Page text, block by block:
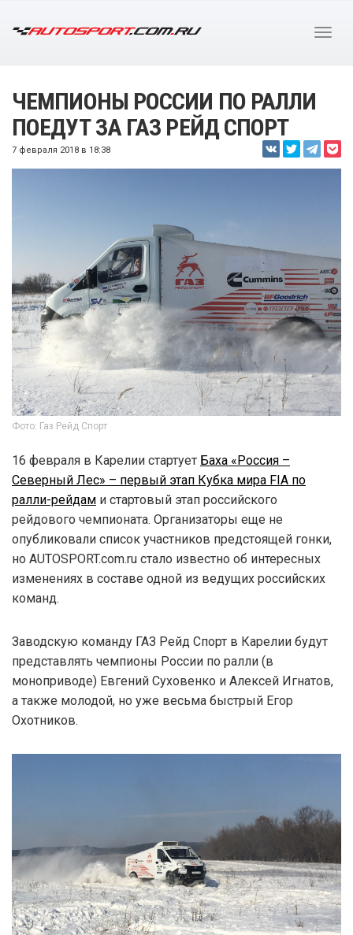
ЧЕМПИОНЫ РОССИИ ПО РАЛЛИ
ПОЕДУТ ЗА ГАЗ РЕЙД СПОРТ
7 февраля 2018 в 18:38
Фото: Газ Рейд Спорт
16 февраля в Карелии стартует Баха «Россия –
Северный Лес» – первый этап Кубка мира FIA по
ралли-рейдам и стартовый этап российского
рейдового чемпионата. Организаторы еще не
опубликовали список участников предстоящей гонки,
но AUTOSPORT.com.ru стало известно об интересных
изменениях в составе одной из ведущих российских
команд.
Заводскую команду ГАЗ Рейд Спорт в Карелии будут
представлять чемпионы России по ралли (в
моноприводе) Евгений Суховенко и Алексей Игнатов,
а также молодой, но уже весьма быстрый Егор
Охотников.